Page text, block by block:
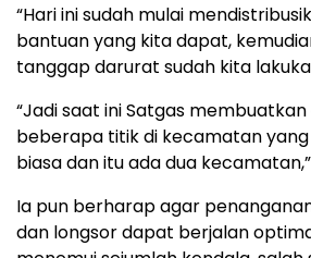
“Hari ini sudah mulai
bantuan yang kita dapat,
tanggap darurat sudah kita
“Jadi saat ini Satgas
beberapa titik di kecamatan
biasa dan itu ada dua
Ia pun berharap agar
dan longsor dapat berjalan